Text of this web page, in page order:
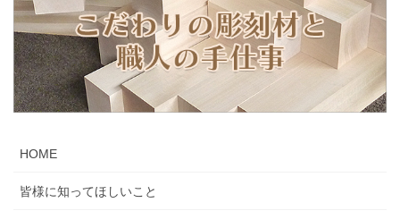
HOME
皆様に知ってほしいこと